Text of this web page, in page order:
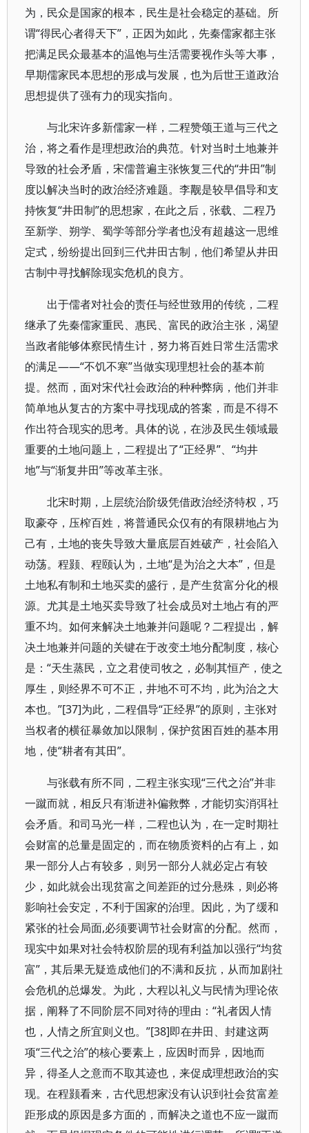
为，民众是国家的根本，民生是社会稳定的基础。所
谓“得民心者得天下”，正因为如此，先秦儒家都主张
把满足民众最基本的温饱与生活需要视作头等大事，
早期儒家民本思想的形成与发展，也为后世王道政治
思想提供了强有力的现实指向。
与北宋许多新儒家一样，二程赞颂王道与三代之
治，将之看作是理想政治的典范。针对当时土地兼并
导致的社会矛盾，宋儒普遍主张恢复三代的“井田”制
度以解决当时的政治经济难题。李觏是较早倡导和支
持恢复“井田制”的思想家，在此之后，张载、二程乃
至新学、朔学、蜀学等部分学者也没有超越这一思维
定式，纷纷提出回到三代井田古制，他们希望从井田
古制中寻找解除现实危机的良方。
出于儒者对社会的责任与经世致用的传统，二程
继承了先秦儒家重民、惠民、富民的政治主张，渴望
当政者能够体察民情生计，努力将百姓日常生活需求
的满足——“不饥不寒”当做实现理想社会的基本前
提。然而，面对宋代社会政治的种种弊病，他们并非
简单地从复古的方案中寻找现成的答案，而是不得不
作出符合现实的思考。具体的说，在涉及民生领域最
重要的土地问题上，二程提出了“正经界”、“均井
地”与“渐复井田”等改革主张。
北宋时期，上层统治阶级凭借政治经济特权，巧
取豪夺，压榨百姓，将普通民众仅有的有限耕地占为
己有，土地的丧失导致大量底层百姓破产，社会陷入
动荡。程颢、程颐认为，土地“是为治之大本”，但是
土地私有制和土地买卖的盛行，是产生贫富分化的根
源。尤其是土地买卖导致了社会成员对土地占有的严
重不均。如何来解决土地兼并问题呢？二程提出，解
决土地兼并问题的关键在于改变土地分配制度，核心
是：“天生蒸民，立之君使司牧之，必制其恒产，使之
厚生，则经界不可不正，井地不可不均，此为治之大
本也。”[37]为此，二程倡导“正经界”的原则，主张对
当权者的横征暴敛加以限制，保护贫困百姓的基本用
地，使“耕者有其田”。
与张载有所不同，二程主张实现“三代之治”并非
一蹴而就，相反只有渐进补偏救弊，才能切实消弭社
会矛盾。和司马光一样，二程也认为，在一定时期社
会财富的总量是固定的，而在物质资料的占有上，如
果一部分人占有较多，则另一部分人就必定占有较
少，如此就会出现贫富之间差距的过分悬殊，则必将
影响社会安定，不利于国家的治理。因此，为了缓和
紧张的社会局面,必须要调节社会财富的分配。然而，
现实中如果对社会特权阶层的现有利益加以强行“均贫
富”，其后果无疑造成他们的不满和反抗，从而加剧社
会危机的总爆发。为此，大程以礼义与民情为理论依
据，阐释了不同阶层不同对待的理由：“礼者因人情
也，人情之所宜则义也。”[38]即在井田、封建这两
项“三代之治”的核心要素上，应因时而异，因地而
异，得圣人之意而不取其迹也，来促成理想政治的实
现。在程颢看来，古代思想家没有认识到社会贫富差
距形成的原因是多方面的，而解决之道也不应一蹴而